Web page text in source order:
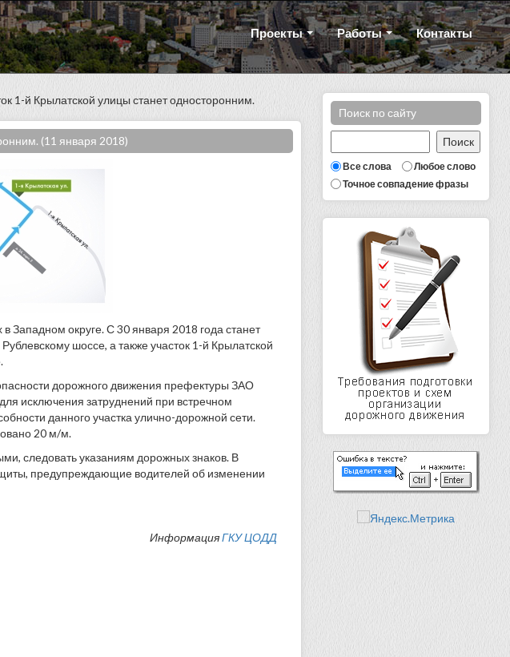
Проекты Работы Контакты
Поиск по сайту
Все слова
Любое слово
Точное совпадение фразы
1-й Крылатской улицы станет односторонним.
(11 января 2018)
Западном округе. С 30 января 2018 года станет
шоссе, а также участок 1-й Крылатской
дорожного движения префектуры ЗАО
исключения затруднений при встречном
данного участка улично-дорожной сети.
20 м/м.
следовать указаниям дорожных знаков. В
предупреждающие водителей об изменении
ИнформацияГКУ ЦОДД